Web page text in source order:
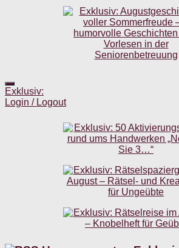
Exklusiv:
Login / Logout